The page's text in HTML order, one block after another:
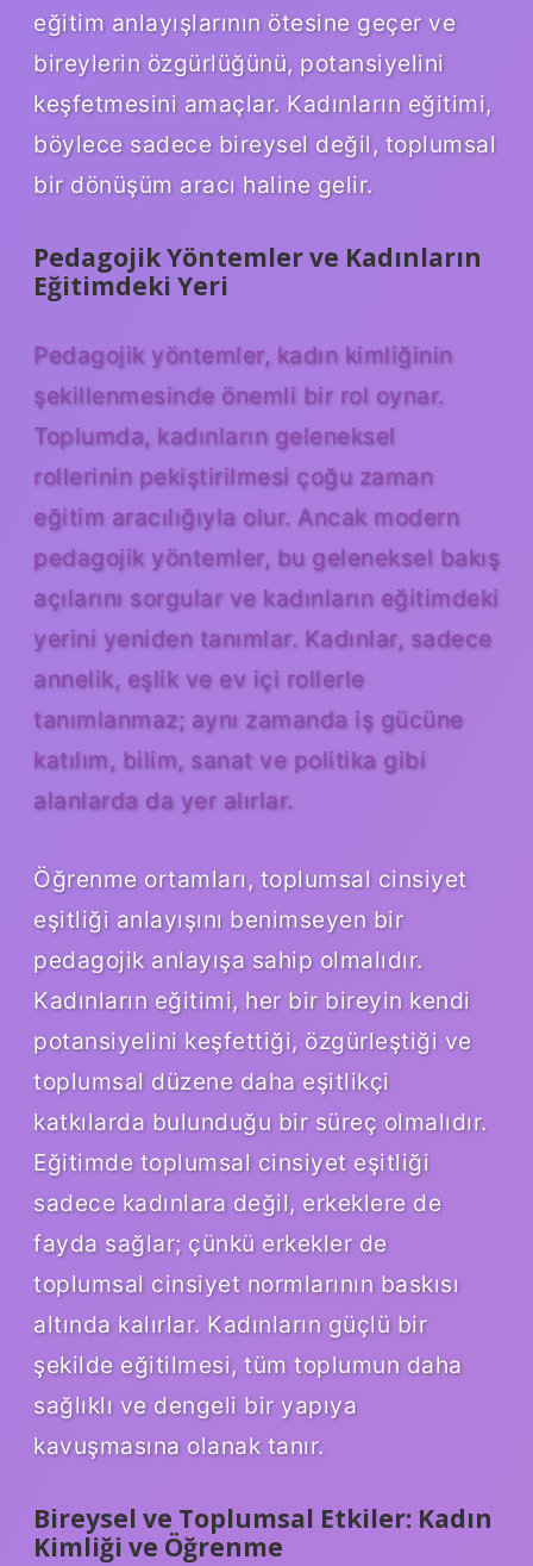
eğitim anlayışlarının ötesine geçer ve
bireylerin özgürlüğünü, potansiyelini
keşfetmesini amaçlar. Kadınların eğitimi,
böylece sadece bireysel değil, toplumsal
bir dönüşüm aracı haline gelir.
Pedagojik Yöntemler ve Kadınların
Eğitimdeki Yeri
Pedagojik yöntemler, kadın kimliğinin
şekillenmesinde önemli bir rol oynar.
Toplumda, kadınların geleneksel
rollerinin pekiştirilmesi çoğu zaman
eğitim aracılığıyla olur. Ancak modern
pedagojik yöntemler, bu geleneksel bakış
açılarını sorgular ve kadınların eğitimdeki
yerini yeniden tanımlar. Kadınlar, sadece
annelik, eşlik ve ev içi rollerle
tanımlanmaz; aynı zamanda iş gücüne
katılım, bilim, sanat ve politika gibi
alanlarda da yer alırlar.
Öğrenme ortamları, toplumsal cinsiyet
eşitliği anlayışını benimseyen bir
pedagojik anlayışa sahip olmalıdır.
Kadınların eğitimi, her bir bireyin kendi
potansiyelini keşfettiği, özgürleştiği ve
toplumsal düzene daha eşitlikçi
katkılarda bulunduğu bir süreç olmalıdır.
Eğitimde toplumsal cinsiyet eşitliği
sadece kadınlara değil, erkeklere de
fayda sağlar; çünkü erkekler de
toplumsal cinsiyet normlarının baskısı
altında kalırlar. Kadınların güçlü bir
şekilde eğitilmesi, tüm toplumun daha
sağlıklı ve dengeli bir yapıya
kavuşmasına olanak tanır.
Bireysel ve Toplumsal Etkiler: Kadın
Kimliği ve Öğrenme